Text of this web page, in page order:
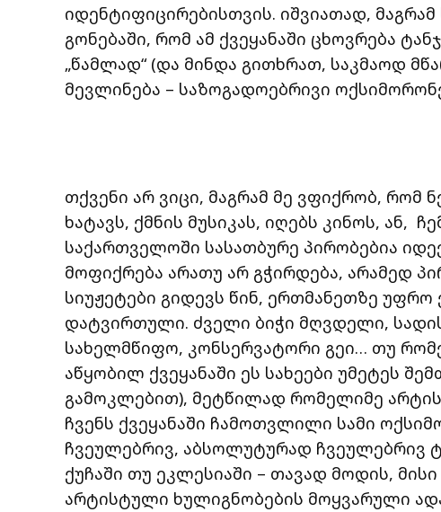
იდენტიფიცირებისთვის. იშვიათად,
გონებაში, რომ ამ ქვეყანაში ცხოვრება
„წამლად“ (და მინდა გითხრათ, საკმაოდ
მევლინება – საზოგადოებრივი
თქვენი არ ვიცი, მაგრამ მე ვფიქრობ, რომ
ხატავს, ქმნის მუსიკას, იღებს კინოს, ან,
საქართველოში სასათბურე პირობებია
მოფიქრება არათუ არ გჭირდება, არამედ
სიუჟეტები გიდევს წინ, ერთმანეთზე
დატვირთული. ძველი ბიჭი მღვდელი,
სახელმწიფო, კონსერვატორი გეი… თუ
აწყობილ ქვეყანაში ეს სახეები უმეტეს
გამოკლებით), მეტწილად რომელიმე
ჩვენს ქვეყანაში ჩამოთვლილი სამი
ჩვეულებრივ, აბსოლუტურად ჩვეულებრივ
ქუჩაში თუ ეკლესიაში – თავად მოდის,
არტისტული ხულიგნობების მოყვარული